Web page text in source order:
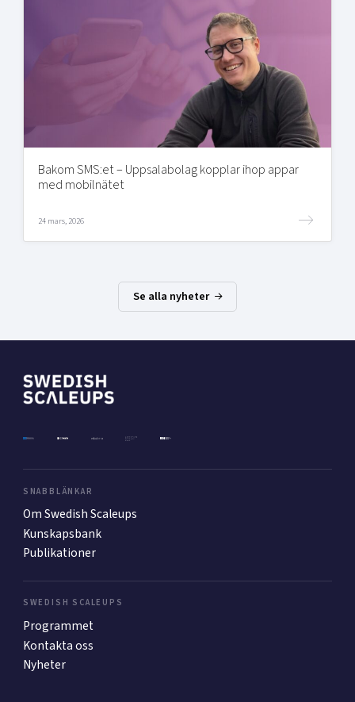
Bakom SMS:et – Uppsalabolag kopplar ihop appar
med mobilnätet
24 mars, 2026
Se alla nyheter
SNABBLÄNKAR
Om Swedish Scaleups
Kunskapsbank
Publikationer
SWEDISH SCALEUPS
Programmet
Kontakta oss
Nyheter